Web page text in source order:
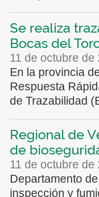
Se realiza
Bocas del
11 de octubre de
En la provincia
Respuesta
de Trazabilidad
Regional de
de
11 de octubre de
Departamento
inspección y